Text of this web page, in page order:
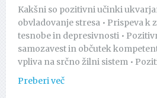
Kakšni so pozitivni učinki
obvladovanje stresa • Prispeva k
tesnobe in depresivnosti •
samozavest in občutek
vpliva na srčno žilni sistem •
Preberi več